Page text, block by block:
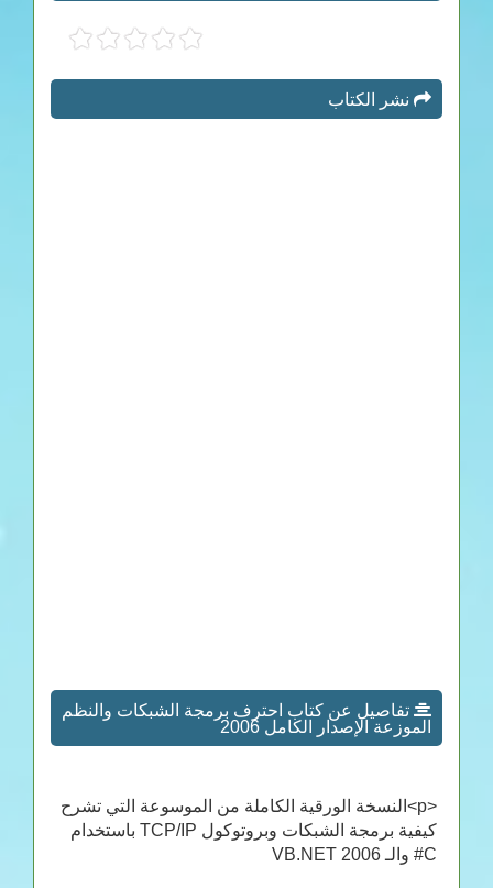
نشر الكتاب
تفاصيل عن كتاب احترف برمجة الشبكات والنظم
الموزعة الإصدار الكامل 2006
<p>النسخة الورقية الكاملة من الموسوعة التي تشرح
كيفية برمجة الشبكات وبروتوكول TCP/IP باستخدام
C# والـ VB.NET 2006